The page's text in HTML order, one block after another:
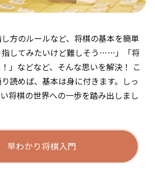
方のルールなど、将棋の基本を簡単
指してみたいけど難しそう……」「将
」などなど、そんな思いを解決！ こ
読めば、基本は身に付きます。しっ
将棋の世界への一歩を踏み出しまし
早わかり将棋入門